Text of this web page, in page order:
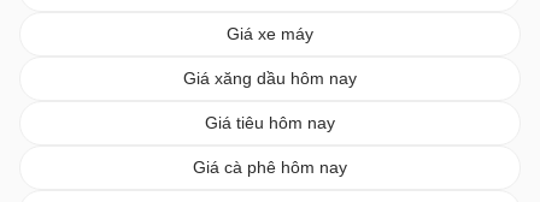
Giá xe máy
Giá xăng dầu hôm nay
Giá tiêu hôm nay
Giá cà phê hôm nay